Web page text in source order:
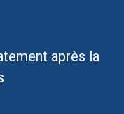
après la